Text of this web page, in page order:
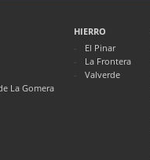
La Gomera
HIERRO
El Pinar
La Frontera
Valverde